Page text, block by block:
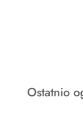
Pomiń
Produkty
Ostatnio